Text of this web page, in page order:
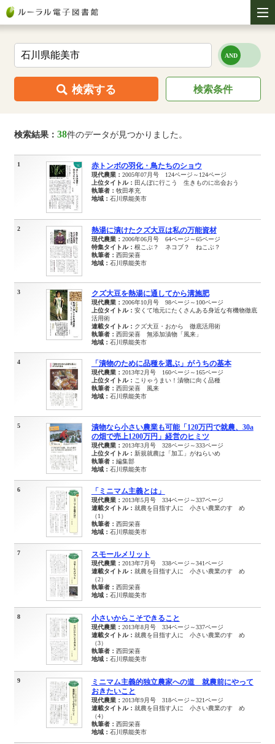
検索する 検索条件
検索結果： 38件のデータが見つかりました。
1 赤トンボの羽化・鳥たちのショウ
現代農業： 2005年07月号 124ページ～124ページ
上位タイトル： 田んぼに行こう 生きものに出会おう
執筆者： 牧田孝充
地域： 石川県能美市
2 熱湯に漬けたクズ大豆は私の万能資材
現代農業： 2006年06月号 64ページ～65ページ
特集タイトル： 根こぶ？ ネコブ？ ねこぶ？
執筆者： 西田栄喜
地域： 石川県能美市
3 クズ大豆を熱湯に通してから溝施肥
現代農業： 2006年10月号 98ページ～100ページ
上位タイトル： 安くて地元にたくさんある身近な有機物徹底
活用術
連載タイトル： クズ大豆・おから 徹底活用術
執筆者： 西田栄喜 無添加漬物「風来」
地域： 石川県能美市
4 「漬物のために品種を選ぶ」がうちの基本
現代農業： 2013年2月号 160ページ～165ページ
上位タイトル： こりゃうまい！漬物に向く品種
執筆者： 西田栄喜 風来
地域： 石川県能美市
5
漬物なら小さい農業も可能「120万円で就農、30a
の畑で売上1200万円」経営のヒミツ
現代農業： 2013年3月号 328ページ～333ページ
上位タイトル： 新規就農は「加工」がねらいめ
執筆者： 編集部
地域： 石川県能美市
6 「ミニマム主義とは」
現代農業： 2013年5月号 334ページ～337ページ
連載タイトル： 就農を目指す人に 小さい農業のすゝめ
（1）
執筆者： 西田栄喜
地域： 石川県能美市
7 スモールメリット
現代農業： 2013年7月号 338ページ～341ページ
連載タイトル： 就農を目指す人に 小さい農業のすゝめ
（2）
執筆者： 西田栄喜
地域： 石川県能美市
8 小さいからこそできること
現代農業： 2013年8月号 334ページ～337ページ
連載タイトル： 就農を目指す人に 小さい農業のすゝめ
（3）
執筆者： 西田栄喜
地域： 石川県能美市
9
ミニマム主義的独立農家への道 就農前にやって
おきたいこと
現代農業： 2013年9月号 318ページ～321ページ
連載タイトル： 就農を目指す人に 小さい農業のすゝめ
（4）
執筆者： 西田栄喜
地域： 石川県能美市